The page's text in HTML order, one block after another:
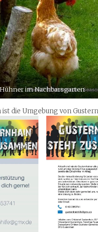
Hühner im Nachbarsgarten
ist die Umgebung von